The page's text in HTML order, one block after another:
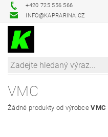
+420 725 556 566
INFO@KAPRARINA.CZ
VMC
Žádné produkty od výrobceVMC